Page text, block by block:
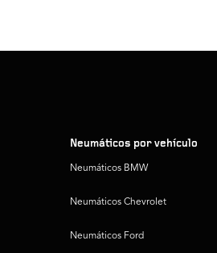
Neumáticos por vehículo
Neumáticos BMW
Neumáticos Chevrolet
Neumáticos Ford